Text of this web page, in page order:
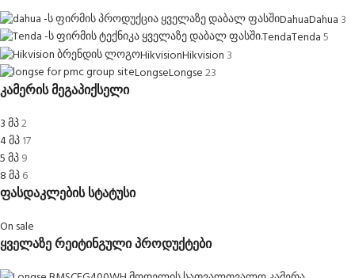
DahuaDahua 3
TendaTenda5
HikvisionHikvision 3
LongseLongse23
კამერის მეგაპიქსელი
3 მპ2
4 მპ17
5 მპ9
8 მპ6
ფასდაკლების სტატუსი
On sale
ყველაზე რეიტინგული პროდუქტები